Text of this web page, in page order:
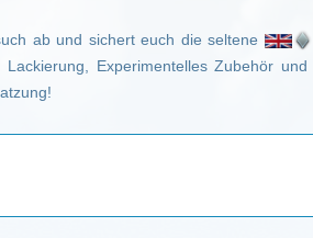
ab und sichert euch die seltene
Experimentelles Zubehör und